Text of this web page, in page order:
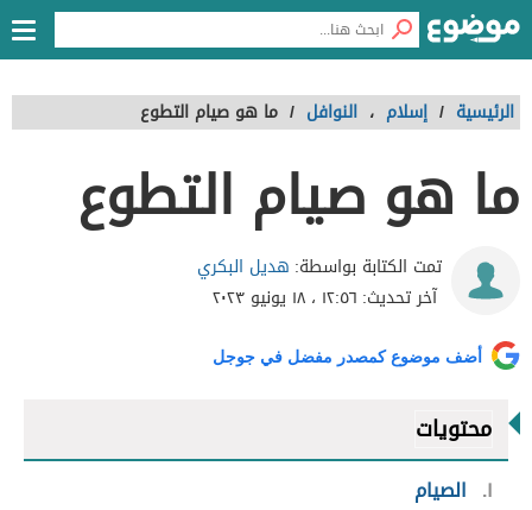
الرئيسية / إسلام ، النوافل / ما هو صيام التطوع
ما هو صيام التطوع
تمت الكتابة بواسطة: هديل البكري
آخر تحديث: ١٢:٥٦ ، ١٨ يونيو ٢٠٢٣
أضف موضوع كمصدر مفضل في جوجل
محتويات
١
الصيام